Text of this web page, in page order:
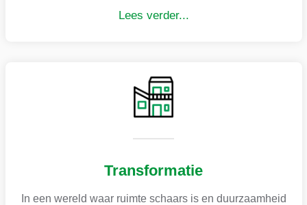
Lees verder...
Transformatie
In een wereld waar ruimte schaars is en duurzaamheid